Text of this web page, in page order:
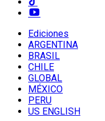
Ediciones
ARGENTINA
BRASIL
CHILE
GLOBAL
MÉXICO
PERU
US ENGLISH